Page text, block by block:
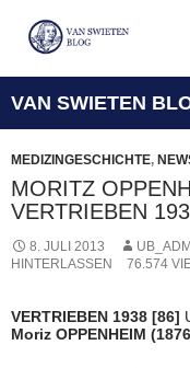
VAN SWIETEN
SPRINGEN
MEDIZINGESCHICHTE,
MORITZ
VERTRIEBEN
8. JULI 2013
HINTERLASSEN
76.574
VERTRIEBEN 1938 [86]
Moriz OPPENHEIM